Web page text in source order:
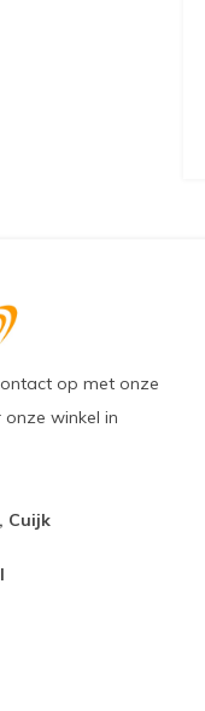
op met onze
winkel in
Cuijk